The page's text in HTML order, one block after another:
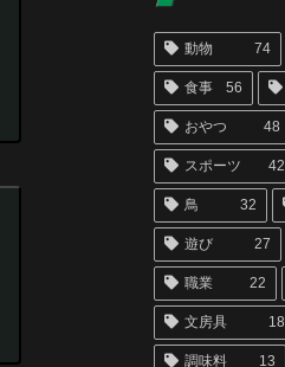
動物 74
食事 56
おやつ 48
スポーツ 42
鳥 32
遊び 27
職業 22
文房具 18
調味料 13